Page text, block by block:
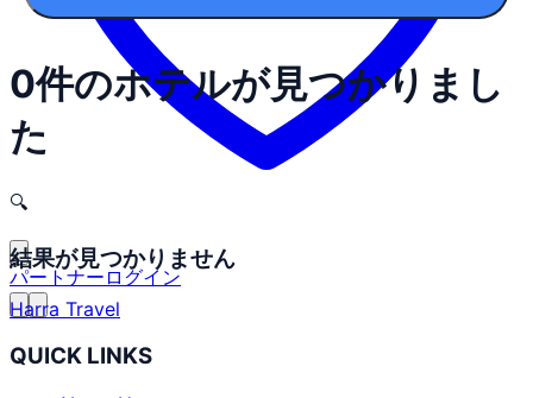
パートナーログイン
0件のホテルが見つかりまし
た
🔍
結果が見つかりません
Harra Travel
QUICK LINKS